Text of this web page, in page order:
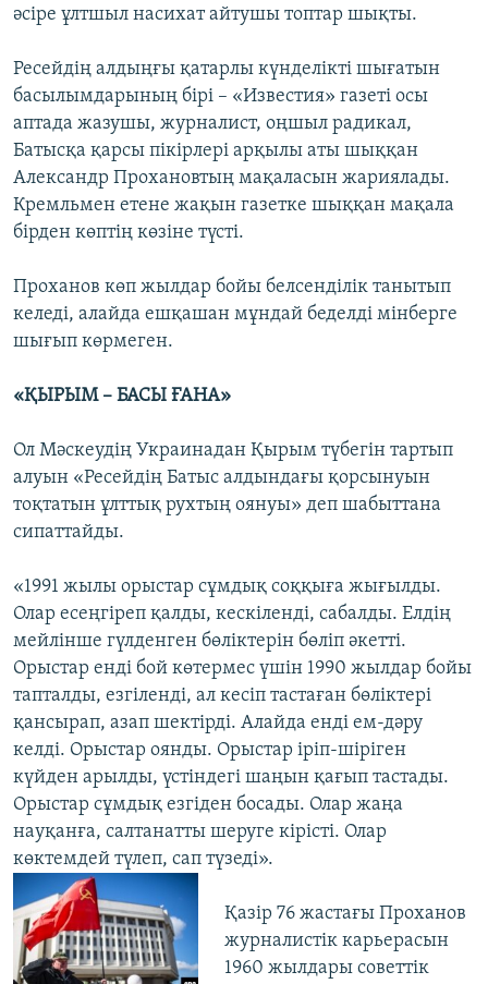
әсіре ұлтшыл насихат айтушы топтар шықты.
Ресейдің алдыңғы қатарлы күнделікті шығатын
басылымдарының бірі – «Известия» газеті осы
аптада жазушы, журналист, оңшыл радикал,
Батысқа қарсы пікірлері арқылы аты шыққан
Александр Прохановтың мақаласын жариялады.
Кремльмен етене жақын газетке шыққан мақала
бірден көптің көзіне түсті.
Проханов көп жылдар бойы белсенділік танытып
келеді, алайда ешқашан мұндай беделді мінберге
шығып көрмеген.
«ҚЫРЫМ – БАСЫ ҒАНА»
Ол Мәскеудің Украинадан Қырым түбегін тартып
алуын «Ресейдің Батыс алдындағы қорсынуын
тоқтатын ұлттық рухтың оянуы» деп шабыттана
сипаттайды.
«1991 жылы орыстар сұмдық соққыға жығылды.
Олар есеңгіреп қалды, кескіленді, сабалды. Елдің
мейлінше гүлденген бөліктерін бөліп әкетті.
Орыстар енді бой көтермес үшін 1990 жылдар бойы
тапталды, езгіленді, ал кесіп тастаған бөліктері
қансырап, азап шектірді. Алайда енді ем-дәру
келді. Орыстар оянды. Орыстар іріп-шіріген
күйден арылды, үстіндегі шаңын қағып тастады.
Орыстар сұмдық езгіден босады. Олар жаңа
науқанға, салтанатты шеруге кірісті. Олар
көктемдей түлеп, сап түзеді».
Қазір 76 жастағы Проханов
журналистік карьерасын
1960 жылдары советтік